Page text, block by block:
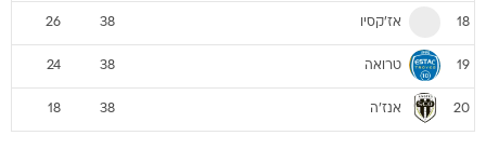
18 אז'קסיו 38
26
19 טרואה 38
24
20 אנז'ה 38
18